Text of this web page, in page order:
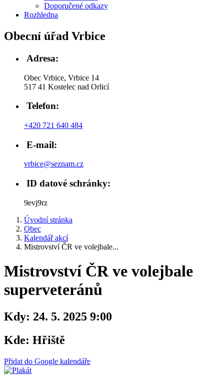
Doporučené odkazy
Rozhledna
Obecní úřad Vrbice
Adresa:
Obec Vrbice, Vrbice 14
517 41 Kostelec nad Orlicí
Telefon:
+420 721 640 484
E-mail:
vrbice@seznam.cz
ID datové schránky:
9evj9rz
Úvodní stránka
Obec
Kalendář akcí
Mistrovství ČR ve volejbale...
Mistrovství ČR ve volejbale
superveteránů
Kdy: 24. 5. 2025 9:00
Kde: Hřiště
Přidat do Google kalendáře